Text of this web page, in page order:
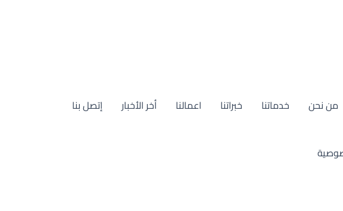
من نحن خدماتنا خبراتنا اعمالنا أخر الأخبار إتصل بنا